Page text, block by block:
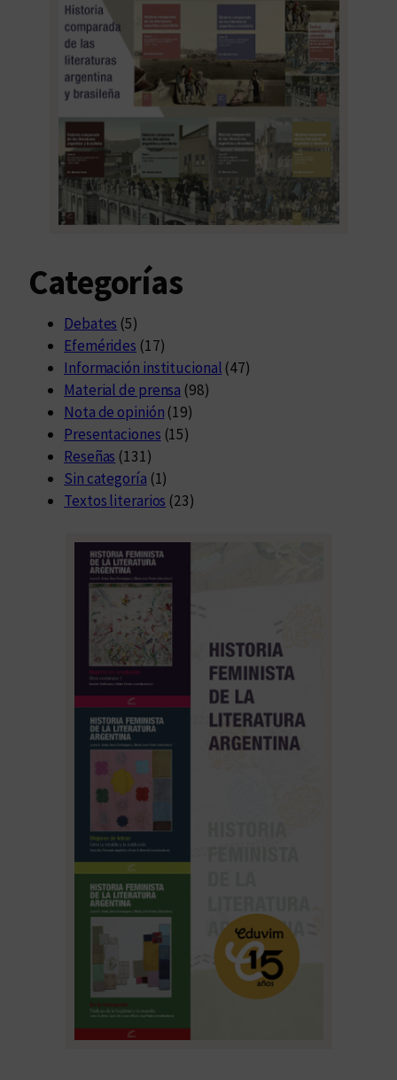
Categorías
Debates (5)
Efemérides (17)
Información institucional (47)
Material de prensa (98)
Nota de opinión (19)
Presentaciones (15)
Reseñas (131)
Sin categoría (1)
Textos literarios (23)